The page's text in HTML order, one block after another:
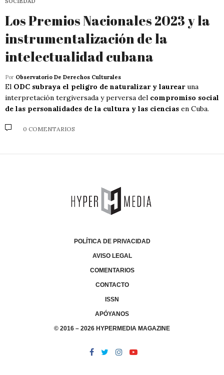
Los Premios Nacionales 2023 y la
instrumentalización de la
intelectualidad cubana
Por Observatorio De Derechos Culturales
El ODC subraya el peligro de naturalizar y laurearuna
interpretación tergiversada y perversa del compromiso social
de las personalidades de la cultura y las ciencias en Cuba.
0 COMENTARIOS
POLÍTICA DE PRIVACIDAD
AVISO LEGAL
COMENTARIOS
CONTACTO
ISSN
APÓYANOS
© 2016 – 2026 HYPERMEDIA MAGAZINE